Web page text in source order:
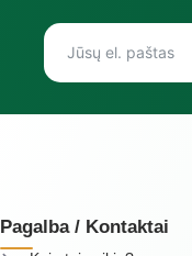
Pagalba / Kontaktai